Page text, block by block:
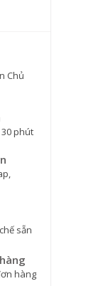
Chủ
phút
sẵn
hàng